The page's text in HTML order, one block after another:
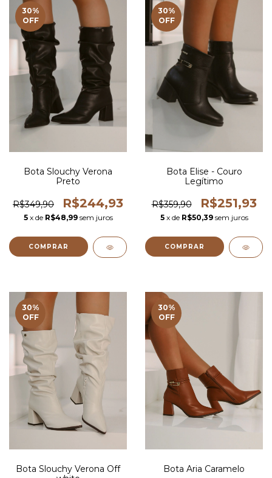
30%
OFF
Bota Slouchy Verona
Preto
R$349,90 R$244,93
5 x de R$48,99 sem juros
COMPRAR
30%
OFF
Bota Elise - Couro
Legítimo
R$359,90 R$251,93
5 x de R$50,39 sem juros
COMPRAR
30%
OFF
Bota Slouchy Verona Off
30%
OFF
Bota Aria Caramelo